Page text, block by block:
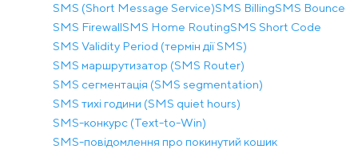
SMS (Short Message Service)SMS BillingSMS Bounce
SMS FirewallSMS Home RoutingSMS Short Code
SMS Validity Period (термін дії SMS)
SMS маршрутизатор (SMS Router)
SMS сегментація (SMS segmentation)
SMS тихі години (SMS quiet hours)
SMS-конкурс (Text-to-Win)
SMS-повідомлення про покинутий кошик